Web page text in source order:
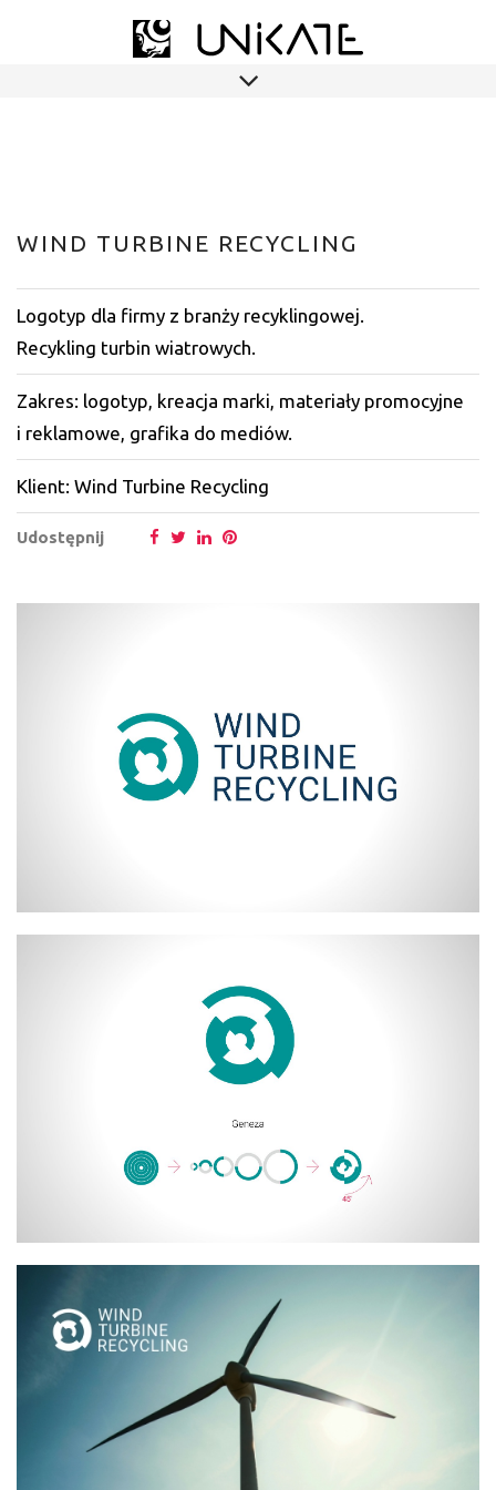
WIND TURBINE RECYCLING
Logotyp dla firmy z branży recyklingowej.
Recykling turbin wiatrowych.
Zakres: logotyp, kreacja marki, materiały promocyjne
i reklamowe, grafika do mediów.
Klient: Wind Turbine Recycling
Udostępnij